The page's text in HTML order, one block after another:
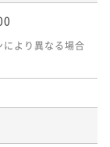
より異なる場合